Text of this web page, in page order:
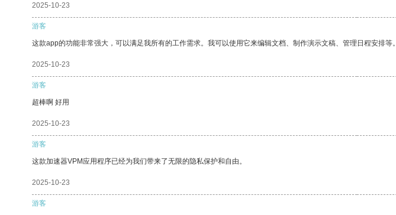
2025-10-23
游客
这款app的功能非常强大，可以满足我所有的工作需求。我可以使用它来编辑文档、制作演示文稿、管理日程安排等。
2025-10-23
游客
超棒啊 好用
2025-10-23
游客
这款加速器VPM应用程序已经为我们带来了无限的隐私保护和自由。
2025-10-23
游客